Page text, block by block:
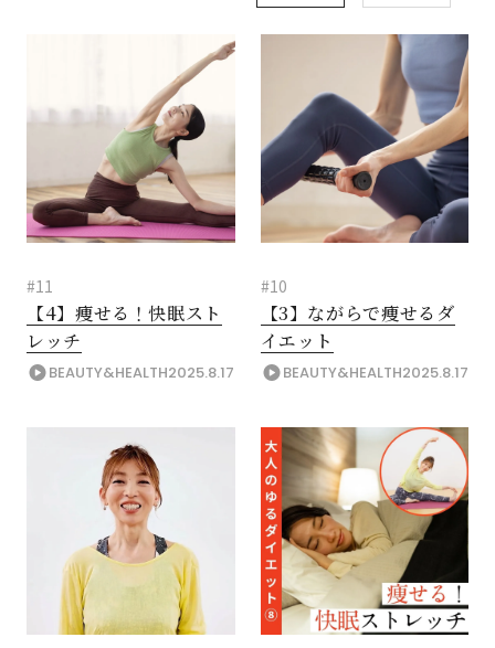
#11
【4】痩せる！快眠スト
レッチ
BEAUTY&HEALTH2025.8.17
#10
【3】ながらで痩せるダ
イエット
BEAUTY&HEALTH2025.8.17